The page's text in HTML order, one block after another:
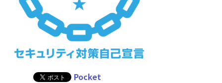
Pocket